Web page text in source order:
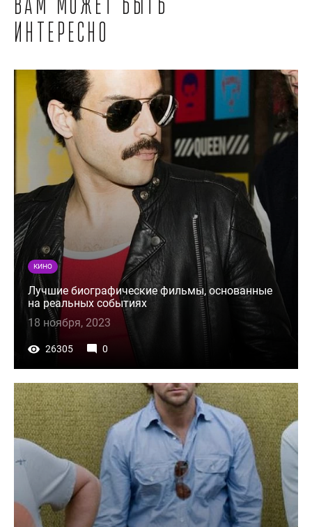
Вам может быть
интересно
КИНО
Лучшие биографические фильмы, основанные
на реальных событиях
18 ноября, 2023
26305 0